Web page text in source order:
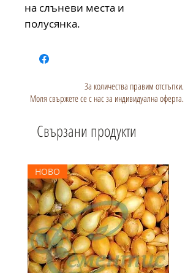
на слъневи места и
полусянка.
За количества правим отстъпки.
Моля свържете се с нас за индивидуална оферта.
Свързани продукти
НОВО